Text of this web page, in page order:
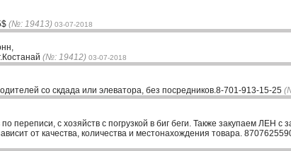
(№: 19413) 03-07-2018
(№: 19412) 03-07-2018
со скдада или элеватора, без посредников.8-701-913-15-25
переписи, с хозяйств с погрузкой в биг беги. Также закупаем ЛЕН с
от качества, количества и местонахождения товара.